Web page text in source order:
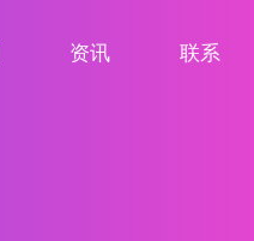
资讯
联系